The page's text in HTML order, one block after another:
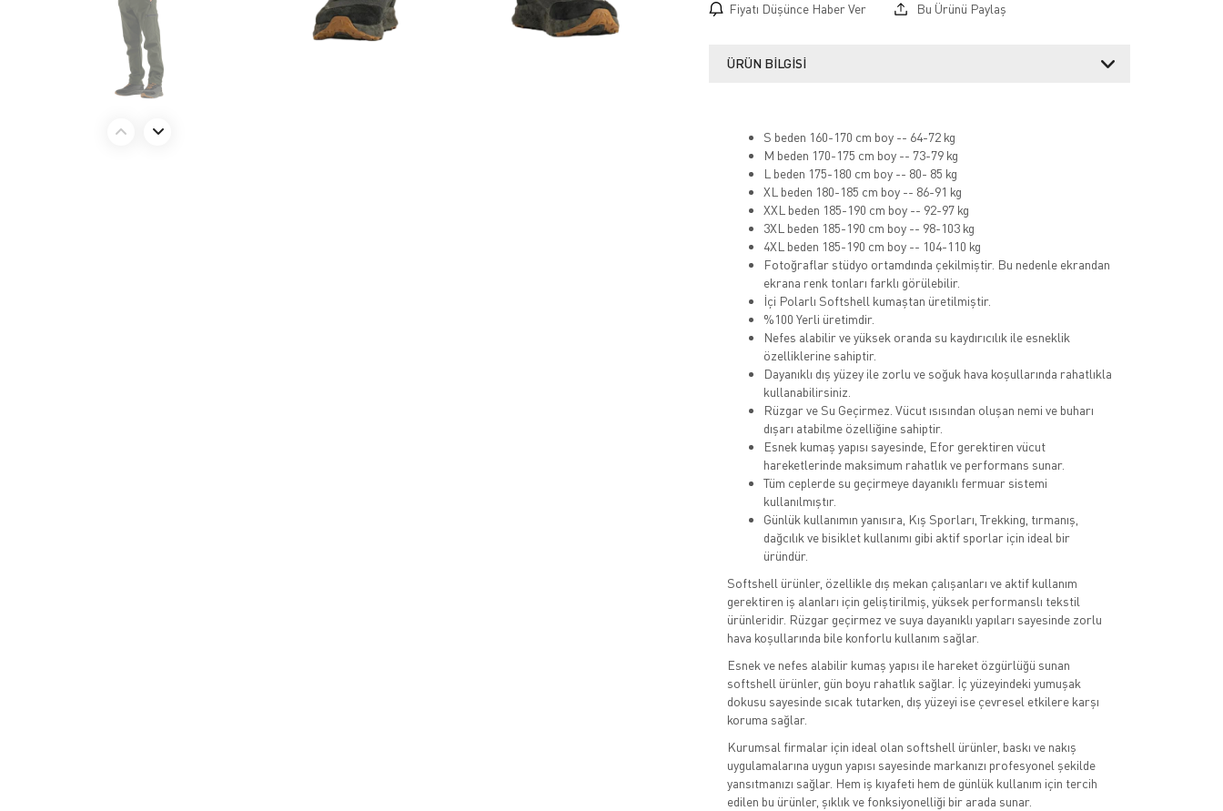
Fiyatı Düşünce Haber Ver Bu Ürünü Paylaş
ÜRÜN BILGISI
S beden 160-170 cm boy -- 64-72 kg
M beden 170-175 cm boy -- 73-79 kg
L beden 175-180 cm boy -- 80- 85 kg
XL beden 180-185 cm boy -- 86-91 kg
XXL beden 185-190 cm boy -- 92-97 kg
3XL beden 185-190 cm boy -- 98-103 kg
4XL beden 185-190 cm boy -- 104-110 kg
Fotoğraflar stüdyo ortamdında çekilmiştir. Bu nedenle ekrandan
ekrana renk tonları farklı görülebilir.
İçi Polarlı Softshell kumaştan üretilmiştir.
%100 Yerli üretimdir.
Nefes alabilir ve yüksek oranda su kaydırıcılık ile esneklik
özelliklerine sahiptir.
Dayanıklı dış yüzey ile zorlu ve soğuk hava koşullarında rahatlıkla
kullanabilirsiniz.
Rüzgar ve Su Geçirmez. Vücut ısısından oluşan nemi ve buharı
dışarı atabilme özelliğine sahiptir.
Esnek kumaş yapısı sayesinde, Efor gerektiren vücut
hareketlerinde maksimum rahatlık ve performans sunar.
Tüm ceplerde su geçirmeye dayanıklı fermuar sistemi
kullanılmıştır.
Günlük kullanımın yanısıra, Kış Sporları, Trekking, tırmanış,
dağcılık ve bisiklet kullanımı gibi aktif sporlar için ideal bir
üründür.
Softshell ürünler, özellikle dış mekan çalışanları ve aktif kullanım
gerektiren iş alanları için geliştirilmiş, yüksek performanslı tekstil
ürünleridir. Rüzgar geçirmez ve suya dayanıklı yapıları sayesinde zorlu
hava koşullarında bile konforlu kullanım sağlar.
Esnek ve nefes alabilir kumaş yapısı ile hareket özgürlüğü sunan
softshell ürünler, gün boyu rahatlık sağlar. İç yüzeyindeki yumuşak
dokusu sayesinde sıcak tutarken, dış yüzeyi ise çevresel etkilere karşı
koruma sağlar.
Kurumsal firmalar için ideal olan softshell ürünler, baskı ve nakış
uygulamalarına uygun yapısı sayesinde markanızı profesyonel şekilde
yansıtmanızı sağlar. Hem iş kıyafeti hem de günlük kullanım için tercih
edilen bu ürünler, şıklık ve fonksiyonelliği bir arada sunar.